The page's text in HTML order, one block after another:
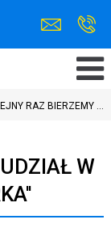
RAZ BIERZEMY ...
W